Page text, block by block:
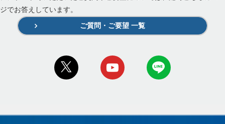
ジでお答えしています。
ご質問・ご要望 一覧